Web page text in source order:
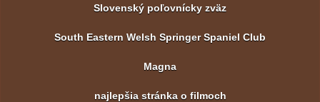
Slovenský poľovnícky zväz
South Eastern Welsh Springer Spaniel Club
Magna
najlepšia stránka o filmoch